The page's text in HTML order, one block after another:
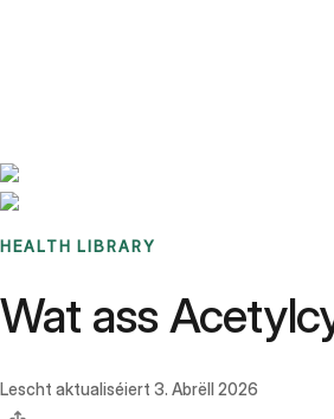
HEALTH LIBRARY
Wat ass
Lescht aktualiséiert 3. Abrëll 2026